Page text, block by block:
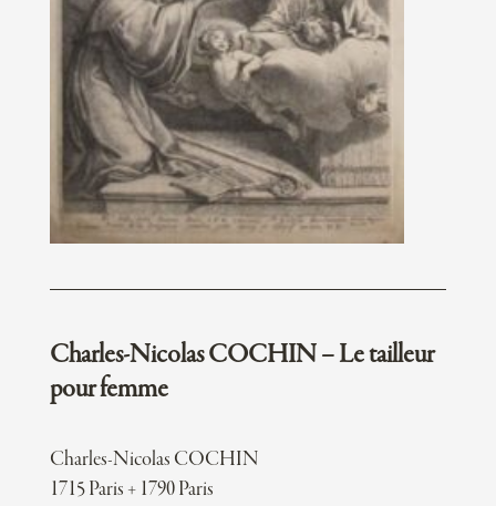
Charles-Nicolas COCHIN – Le tailleur
pour femme
Charles-Nicolas COCHIN
1715 Paris + 1790 Paris